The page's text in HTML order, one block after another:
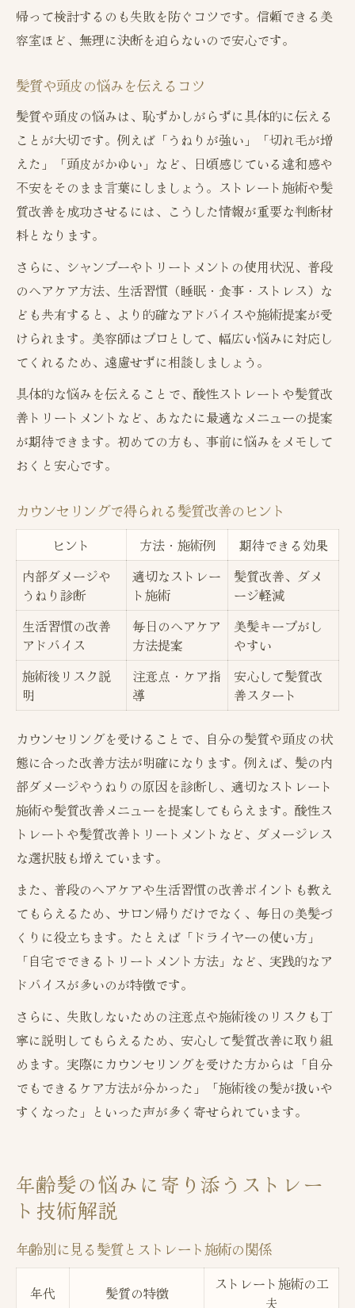
帰って検討するのも失敗を防ぐコツです。信頼できる美
容室ほど、無理に決断を迫らないので安心です。
髪質や頭皮の悩みを伝えるコツ
髪質や頭皮の悩みは、恥ずかしがらずに具体的に伝える
ことが大切です。例えば「うねりが強い」「切れ毛が増
えた」「頭皮がかゆい」など、日頃感じている違和感や
不安をそのまま言葉にしましょう。ストレート施術や髪
質改善を成功させるには、こうした情報が重要な判断材
料となります。
さらに、シャンプーやトリートメントの使用状況、普段
のヘアケア方法、生活習慣（睡眠・食事・ストレス）な
ども共有すると、より的確なアドバイスや施術提案が受
けられます。美容師はプロとして、幅広い悩みに対応し
てくれるため、遠慮せずに相談しましょう。
具体的な悩みを伝えることで、酸性ストレートや髪質改
善トリートメントなど、あなたに最適なメニューの提案
が期待できます。初めての方も、事前に悩みをメモして
おくと安心です。
カウンセリングで得られる髪質改善のヒント
ヒント 方法・施術例
期待できる効果
内部ダメージや
うねり診断
適切なストレー
ト施術
髪質改善、ダメ
ージ軽減
生活習慣の改善
アドバイス
毎日のヘアケア
方法提案
美髪キープがし
やすい
施術後リスク説
明
注意点・ケア指
導
安心して髪質改
善スタート
カウンセリングを受けることで、自分の髪質や頭皮の状
態に合った改善方法が明確になります。例えば、髪の内
部ダメージやうねりの原因を診断し、適切なストレート
施術や髪質改善メニューを提案してもらえます。酸性ス
トレートや髪質改善トリートメントなど、ダメージレス
な選択肢も増えています。
また、普段のヘアケアや生活習慣の改善ポイントも教え
てもらえるため、サロン帰りだけでなく、毎日の美髪づ
くりに役立ちます。たとえば「ドライヤーの使い方」
「自宅でできるトリートメント方法」など、実践的なア
ドバイスが多いのが特徴です。
さらに、失敗しないための注意点や施術後のリスクも丁
寧に説明してもらえるため、安心して髪質改善に取り組
めます。実際にカウンセリングを受けた方からは「自分
でもできるケア方法が分かった」「施術後の髪が扱いや
すくなった」といった声が多く寄せられています。
年齢髪の悩みに寄り添うストレー
ト技術解説
年齢別に見る髪質とストレート施術の関係
年代 髪質の特徴
ストレート施術の工
夫